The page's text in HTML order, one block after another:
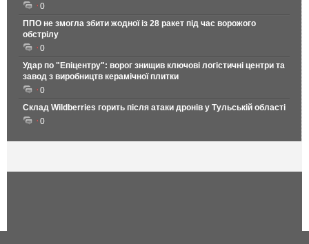
0
ППО не змогла збити жодної із 28 ракет під час ворожого
обстрілу
0
Удар по "Епіцентру": ворог знищив ключові логістичні центри та
завод з виробництв керамічної плитки
0
Склад Wildberries горить після атаки дронів у Тульській області
0